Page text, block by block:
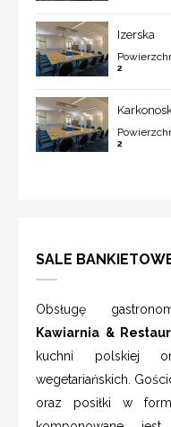
Izerska
2
2
SALE
Obsługę
Kawiarnia &
kuchni polskiej
wegetariańskich.
oraz posiłki w